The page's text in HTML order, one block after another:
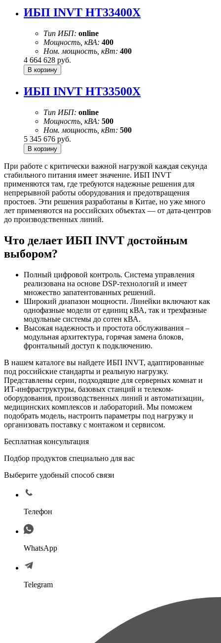
ИБП INVT HT33400X
Тип ИБП: online
Мощность, кВА: 400
Ном. мощность, кВт: 400
4 664 628 руб.
ИБП INVT HT33500X
Тип ИБП: online
Мощность, кВА: 500
Ном. мощность, кВт: 500
5 345 676 руб.
При работе с критически важной нагрузкой каждая секунда
стабильного питания имеет значение. ИБП INVT
применяются там, где требуются надежные решения для
непрерывной работы оборудования и предотвращения
простоев. Эти решения разработаны в Китае, но уже много
лет применяются на российских объектах — от дата-центров
до производственных линий.
Что делает ИБП INVT достойным
выбором?
Полный цифровой контроль. Система управления
реализована на основе DSP-технологий и имеет
множество запатентованных решений.
Широкий диапазон мощности. Линейки включают как
однофазные модели от единиц кВА, так и трехфазные
модульные системы до сотен кВА.
Высокая надежность и простота обслуживания –
модульная архитектура, горячая замена блоков,
фронтальный доступ к подключению.
В нашем каталоге вы найдете ИБП INVT, адаптированные
под российские стандарты и реальную нагрузку.
Представлены серии, подходящие для серверных комнат и
ИТ-инфраструктуры, базовых станций и телеком-
оборудования, производственных линий и автоматизации,
медицинских комплексов и лабораторий. Мы поможем
подобрать модель, настроить параметры под нагрузку и
организовать поставку с монтажом и сервисом.
Бесплатная консультация
Подбор продуктов специально для вас
Выберите удобный способ связи
Телефон
WhatsApp
Telegram